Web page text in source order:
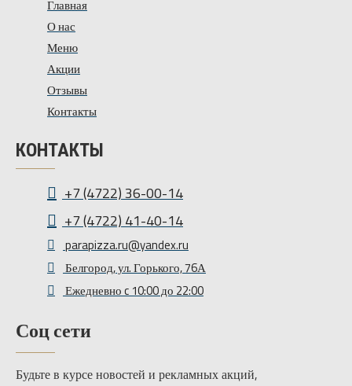
Главная
О нас
Меню
Акции
Отзывы
Контакты
КОНТАКТЫ
+7 (4722) 36-00-14
+7 (4722) 41-40-14
parapizza.ru@yandex.ru
Белгород, ул. Горького, 76А
Ежедневно c 10:00 до 22:00
Соц сети
Будьте в курсе новостей и рекламных акций,